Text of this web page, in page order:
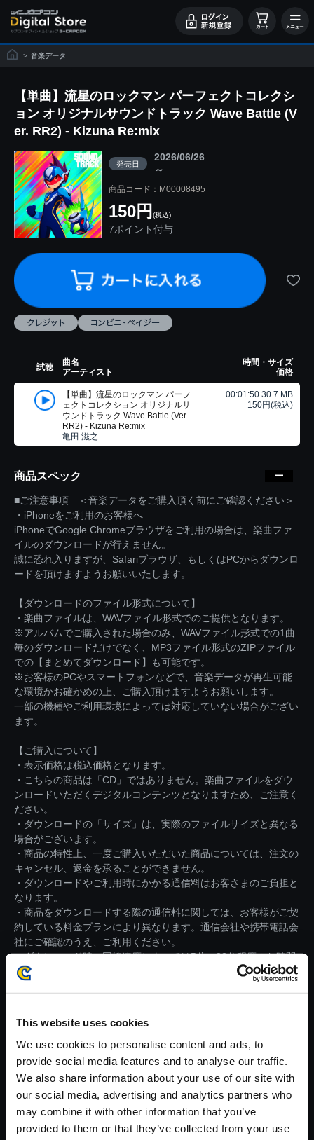
This website uses cookies
We use cookies to personalise content and ads, to
provide social media features and to analyse our traffic.
We also share information about your use of our site with
our social media, advertising and analytics partners who
may combine it with other information that you’ve
provided to them or that they’ve collected from your use
> 音楽データ
【単曲】流星のロックマン パーフェクトコレクシ
ョン オリジナルサウンドトラック Wave Battle (V
er. RR2) - Kizuna Re:mix
発売日
2026/06/26
～
商品コード：M00008495
150円 (税込)
7ポイント付与
試聴
曲名
アーティスト
時間・サイズ
価格
【単曲】流星のロックマン パーフ
ェクトコレクション オリジナルサ
ウンドトラック Wave Battle (Ver.
RR2) - Kizuna Re:mix
亀田 滋之
00:01:50 30.7 MB
150円(税込)
商品スペック
■ご注意事項 ＜音楽データをご購入頂く前にご確認ください＞
・iPhoneをご利用のお客様へ
iPhoneでGoogle Chromeブラウザをご利用の場合は、楽曲ファ
イルのダウンロードが行えません。
誠に恐れ入りますが、Safariブラウザ、もしくはPCからダウンロ
ードを頂けますようお願いいたします。
【ダウンロードのファイル形式について】
・楽曲ファイルは、WAVファイル形式でのご提供となります。
※アルバムでご購入された場合のみ、WAVファイル形式での1曲
毎のダウンロードだけでなく、MP3ファイル形式のZIPファイル
での【まとめてダウンロード】も可能です。
※お客様のPCやスマートフォンなどで、音楽データが再生可能
な環境かお確かめの上、ご購入頂けますようお願いします。
一部の機種やご利用環境によっては対応していない場合がござい
ます。
【ご購入について】
・表示価格は税込価格となります。
・こちらの商品は「CD」ではありません。楽曲ファイルをダウ
ンロードいただくデジタルコンテンツとなりますため、ご注意く
ださい。
・ダウンロードの「サイズ」は、実際のファイルサイズと異なる
場合がございます。
・商品の特性上、一度ご購入いただいた商品については、注文の
キャンセル、返金を承ることができません。
・ダウンロードやご利用時にかかる通信料はお客さまのご負担と
なります。
・商品をダウンロードする際の通信料に関しては、お客様がご契
約している料金プランにより異なります。通信会社や携帯電話会
社にご確認のうえ、ご利用ください。
・ダウンロード時、回線速度によっては5分～82分程度のお時間
がかかる場合がございます。
※ご購入いただいたファイルのダウンロードの際には、通信環境
【単曲】流星のロックマン パー
フェクトコレクション オリジナ